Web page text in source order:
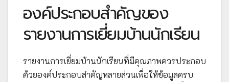
องค์ประกอบสำคัญของ
รายงานการเยี่ยมบ้านนักเรียน
รายงานการเยี่ยมบ้านนักเรียนที่มีคุณภาพควรประกอบ
ด้วยองค์ประกอบสำคัญหลายส่วนเพื่อให้ข้อมูลครบ